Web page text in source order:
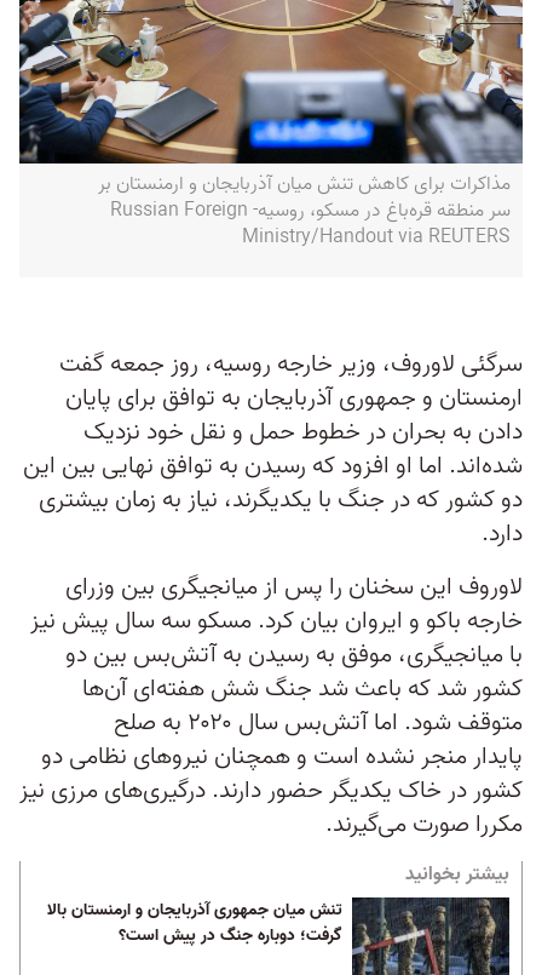
مذاکرات برای کاهش تنش میان آذربایجان و ارمنستان بر
سر منطقه قره‌باغ در مسکو، روسیه- Russian Foreign
Ministry/Handout via REUTERS
سرگئی لاوروف، وزیر خارجه روسیه، روز جمعه گفت
ارمنستان و جمهوری آذربایجان به توافق برای پایان
دادن به بحران در خطوط حمل و نقل خود نزدیک
شده‌اند. اما او افزود که رسیدن به توافق نهایی بین این
دو کشور که در جنگ با یکدیگرند، نیاز به زمان بیشتری
دارد.
لاوروف این سخنان را پس از میانجیگری بین وزرای
خارجه باکو و ایروان بیان کرد. مسکو سه سال پیش نیز
با میانجیگری، موفق به رسیدن به آتش‌بس بین دو
کشور شد که باعث شد جنگ شش هفته‌ای آن‌ها
متوقف شود. اما آتش‌بس سال ۲۰۲۰ به صلح
پایدار منجر نشده است و همچنان نیروهای نظامی دو
کشور در خاک یکدیگر حضور دارند. درگیری‌های مرزی نیز
مکررا صورت می‌گیرند.
بیشتر بخوانید
تنش میان جمهوری آذربایجان و ارمنستان بالا
گرفت؛ دوباره جنگ در پیش است؟